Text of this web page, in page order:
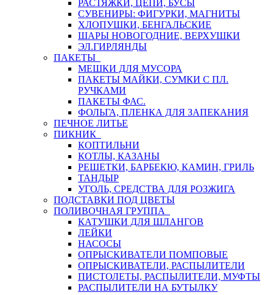
РАСТЯЖКИ, ЦЕПИ, БУСЫ
СУВЕНИРЫ: ФИГУРКИ, МАГНИТЫ
ХЛОПУШКИ, БЕНГАЛЬСКИЕ
ШАРЫ НОВОГОДНИЕ, ВЕРХУШКИ
ЭЛ.ГИРЛЯНДЫ
ПАКЕТЫ
МЕШКИ ДЛЯ МУСОРА
ПАКЕТЫ МАЙКИ, СУМКИ С ПЛ.
РУЧКАМИ
ПАКЕТЫ ФАС.
ФОЛЬГА, ПЛЕНКА ДЛЯ ЗАПЕКАНИЯ
ПЕЧНОЕ ЛИТЬЕ
ПИКНИК
КОПТИЛЬНИ
КОТЛЫ, КАЗАНЫ
РЕШЕТКИ, БАРБЕКЮ, КАМИН, ГРИЛЬ
ТАНДЫР
УГОЛЬ, СРЕДСТВА ДЛЯ РОЗЖИГА
ПОДСТАВКИ ПОД ЦВЕТЫ
ПОЛИВОЧНАЯ ГРУППА
КАТУШКИ ДЛЯ ШЛАНГОВ
ЛЕЙКИ
НАСОСЫ
ОПРЫСКИВАТЕЛИ ПОМПОВЫЕ
ОПРЫСКИВАТЕЛИ, РАСПЫЛИТЕЛИ
ПИСТОЛЕТЫ, РАСПЫЛИТЕЛИ, МУФТЫ
РАСПЫЛИТЕЛИ НА БУТЫЛКУ